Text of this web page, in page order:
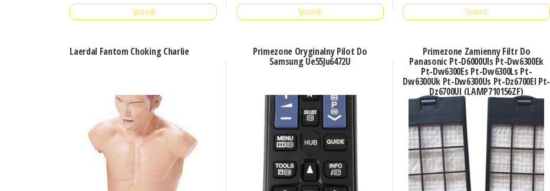
Sprawdź Sprawdź Sprawdź
Laerdal Fantom Choking Charlie Primezone Oryginalny Pilot Do
Samsung Ue55Ju6472U
Primezone Zamienny Filtr Do
Panasonic Pt-D6000Uls Pt-Dw6300Ek
Pt-Dw6300Es Pt-Dw6300Ls Pt-
Dw6300Uk Pt-Dw6300Us Pt-Dz6700El Pt-
Dz6700Ul (LAMP710156ZF)